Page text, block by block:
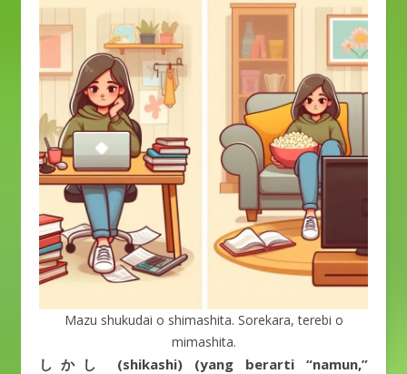
Mazu shukudai o shimashita. Sorekara, terebi o
mimashita.
しかし (shikashi) (yang berarti “namun,”